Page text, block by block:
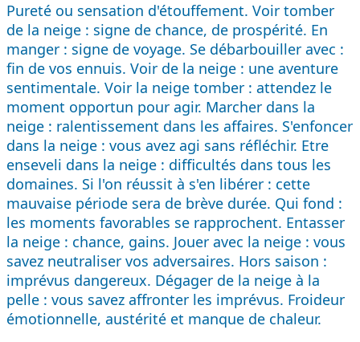
Pureté ou sensation d'étouffement. Voir tomber
de la neige : signe de chance, de prospérité. En
manger : signe de voyage. Se débarbouiller avec :
fin de vos ennuis. Voir de la neige : une aventure
sentimentale. Voir la neige tomber : attendez le
moment opportun pour agir. Marcher dans la
neige : ralentissement dans les affaires. S'enfoncer
dans la neige : vous avez agi sans réfléchir. Etre
enseveli dans la neige : difficultés dans tous les
domaines. Si l'on réussit à s'en libérer : cette
mauvaise période sera de brève durée. Qui fond :
les moments favorables se rapprochent. Entasser
la neige : chance, gains. Jouer avec la neige : vous
savez neutraliser vos adversaires. Hors saison :
imprévus dangereux. Dégager de la neige à la
pelle : vous savez affronter les imprévus. Froideur
émotionnelle, austérité et manque de chaleur.